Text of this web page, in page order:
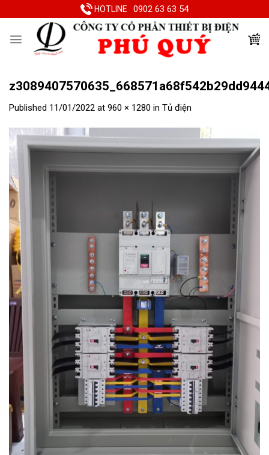
to
HOTLINE 0902 63 63 54
Published 11/01/2022 at 960 × 1280 in Tủ điện